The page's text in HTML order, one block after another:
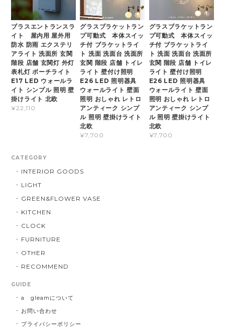
ブラスエントランスラ
イト 屋内用 屋外用
防水 防雨 エクステリ
アライト 洗面所 玄関
階段 店舗 玄関灯 外灯
表札灯 ポーチライト
E17 LED ウォールラ
イト シンプル 照明 壁
掛けライト 北欧
¥22,110
グラスブラケットラン
プ可動式 本体スイッ
チ付 ブラケットライ
ト 洗面 洗面台 洗面所
玄関 階段 店舗 トイレ
ライト 壁付け照明
E26 LED 照明器具
ウォールライト 壁面
照明 おしゃれ レトロ
アンティーク シンプ
ル 照明 壁掛けライト
北欧
¥7,700
グラスブラケットラン
プ可動式 本体スイッ
チ付 ブラケットライ
ト 洗面 洗面台 洗面所
玄関 階段 店舗 トイレ
ライト 壁付け照明
E26 LED 照明器具
ウォールライト 壁面
照明 おしゃれ レトロ
アンティーク シンプ
ル 照明 壁掛けライト
北欧
¥7,700
CATEGORY
INTERIOR GOODS
LIGHT
GREEN&FLOWER VASE
KITCHEN
CLOCK
FURNITURE
OTHER
RECOMMEND
GUIDE
a gleamについて
お問い合わせ
プライバシーポリシー